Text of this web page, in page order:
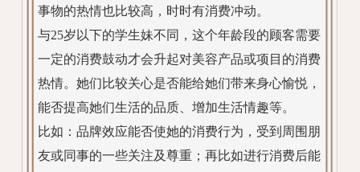
事物的热情也比较高，时时有消费冲动。
与25岁以下的学生妹不同，这个年龄段的顾客需要
一定的消费鼓动才会升起对美容产品或项目的消费
热情。她们比较关心是否能给她们带来身心愉悦，
能否提高她们生活的品质、增加生活情趣等。
比如：品牌效应能否使她的消费行为，受到周围朋
友或同事的一些关注及尊重；再比如进行消费后能